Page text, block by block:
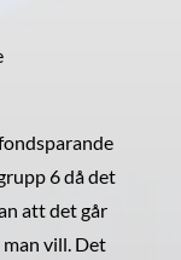
6 då det
att det går
vill. Det